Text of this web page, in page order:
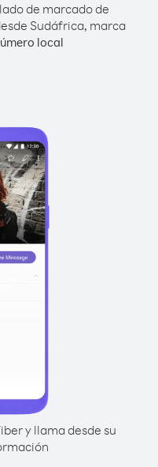
de marcado de
Sudáfrica, marca
local
y llama desde su